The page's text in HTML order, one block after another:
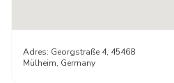
Adres: Georgstraße 4, 45468
Mülheim, Germany